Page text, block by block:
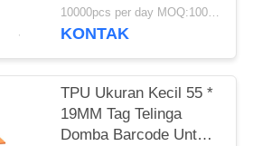
Snag / Pencetakan
Kode Bar
10000pcs per day MOQ:1000pcs
KONTAK
TPU Ukuran Kecil 55 *
19MM Tag Telinga
Domba Barcode Untuk